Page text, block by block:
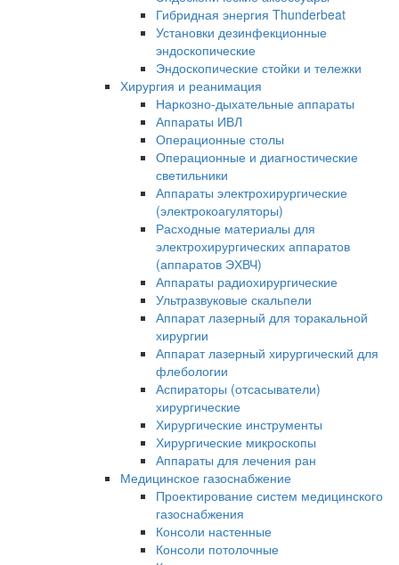
Гибридная энергия Thunderbeat
Установки дезинфекционные
эндоскопические
Эндоскопические стойки и тележки
Хирургия и реанимация
Наркозно-дыхательные аппараты
Аппараты ИВЛ
Операционные столы
Операционные и диагностические
светильники
Аппараты электрохирургические
(электрокоагуляторы)
Расходные материалы для
электрохирургических аппаратов
(аппаратов ЭХВЧ)
Аппараты радиохирургические
Ультразвуковые скальпели
Аппарат лазерный для торакальной
хирургии
Аппарат лазерный хирургический для
флебологии
Аспираторы (отсасыватели)
хирургические
Хирургические инструменты
Хирургические микроскопы
Аппараты для лечения ран
Медицинское газоснабжение
Проектирование систем медицинского
газоснабжения
Консоли настенные
Консоли потолочные